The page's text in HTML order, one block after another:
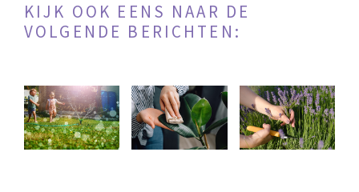
KIJK OOK EENS NAAR DE
VOLGENDE BERICHTEN: